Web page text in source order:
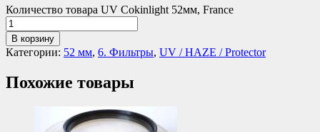
Количество товара UV Cokinlight 52мм, France
В корзину
Категории: 52 мм, 6. Фильтры, UV / HAZE / Protector
Похожие товары